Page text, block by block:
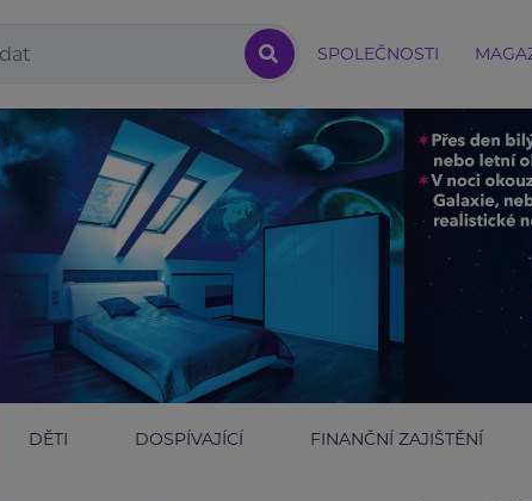
SPOLEČNOSTI
DĚTI DOSPÍVAJÍCÍ FINANČNÍ ZAJIŠTĚNÍ